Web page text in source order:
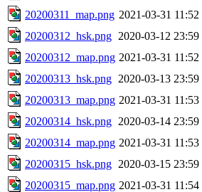
20200311_map.png 2021-03-31 11:52
20200312_hsk.png 2020-03-12 23:59
20200312_map.png 2021-03-31 11:52
20200313_hsk.png 2020-03-13 23:59
20200313_map.png 2021-03-31 11:53
20200314_hsk.png 2020-03-14 23:59
20200314_map.png 2021-03-31 11:53
20200315_hsk.png 2020-03-15 23:59
20200315_map.png 2021-03-31 11:54